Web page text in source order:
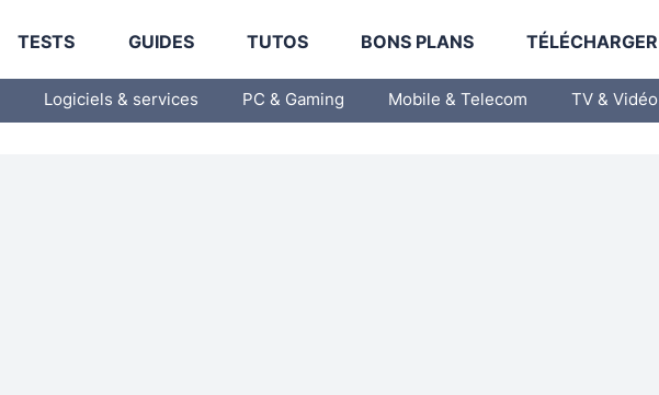
TESTS GUIDES TUTOS BONS PLANS TÉLÉCHARGER
Logiciels & services PC & Gaming Mobile & Telecom TV & Vidéo